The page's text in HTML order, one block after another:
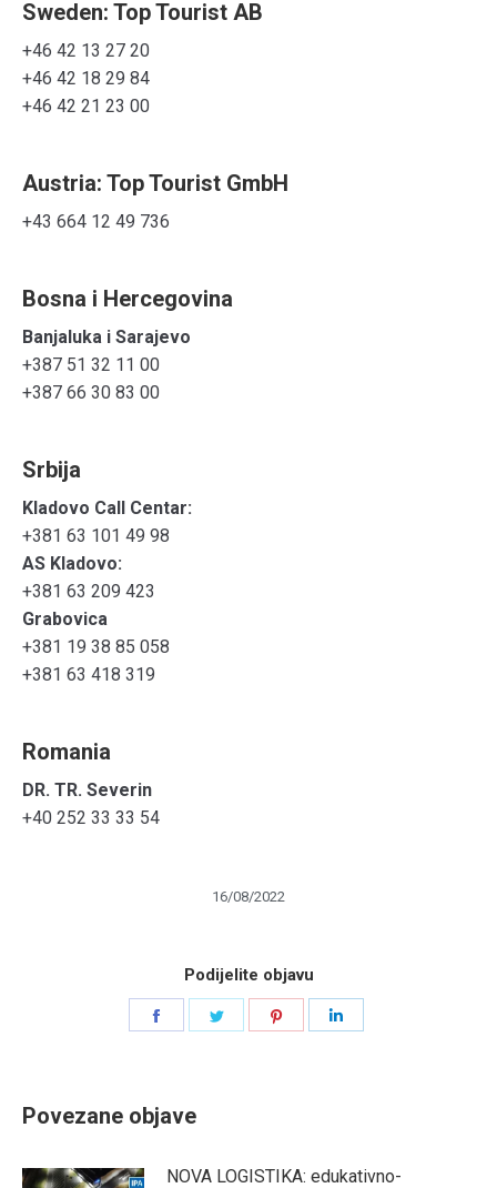
Sweden: Top Tourist AB
+46 42 13 27 20
+46 42 18 29 84
+46 42 21 23 00
Austria: Top Tourist GmbH
+43 664 12 49 736
Bosna i Hercegovina
Banjaluka i Sarajevo
+387 51 32 11 00
+387 66 30 83 00
Srbija
Kladovo Call Centar:
+381 63 101 49 98
AS Kladovo:
+381 63 209 423
Grabovica
+381 19 38 85 058
+381 63 418 319
Romania
DR. TR. Severin
+40 252 33 33 54
16/08/2022
Podijelite objavu
Povezane objave
NOVA LOGISTIKA: edukativno-